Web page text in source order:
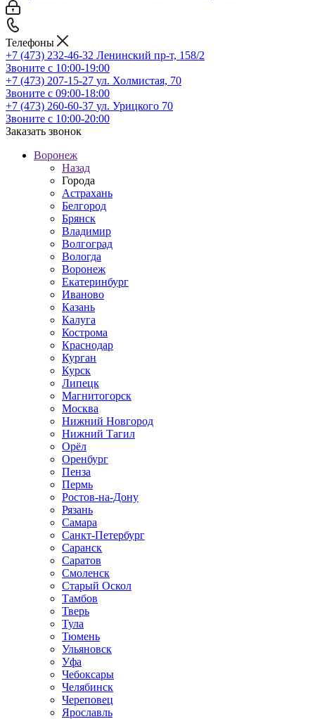
Телефоны
+7 (473) 232-46-32 Ленинский пр-т, 158/2
Звоните с 10:00-19:00
+7 (473) 207-15-27 ул. Холмистая, 70
Звоните с 09:00-18:00
+7 (473) 260-60-37 ул. Урицкого 70
Звоните с 10:00-20:00
Заказать звонок
Воронеж
Назад
Города
Астрахань
Белгород
Брянск
Владимир
Волгоград
Вологда
Воронеж
Екатеринбург
Иваново
Казань
Калуга
Кострома
Краснодар
Курган
Курск
Липецк
Магнитогорск
Москва
Нижний Новгород
Нижний Тагил
Орёл
Оренбург
Пенза
Пермь
Ростов‑на‑Дону
Рязань
Самара
Санкт‑Петербург
Саранск
Саратов
Смоленск
Старый Оскол
Тамбов
Тверь
Тула
Тюмень
Ульяновск
Уфа
Чебоксары
Челябинск
Череповец
Ярославль